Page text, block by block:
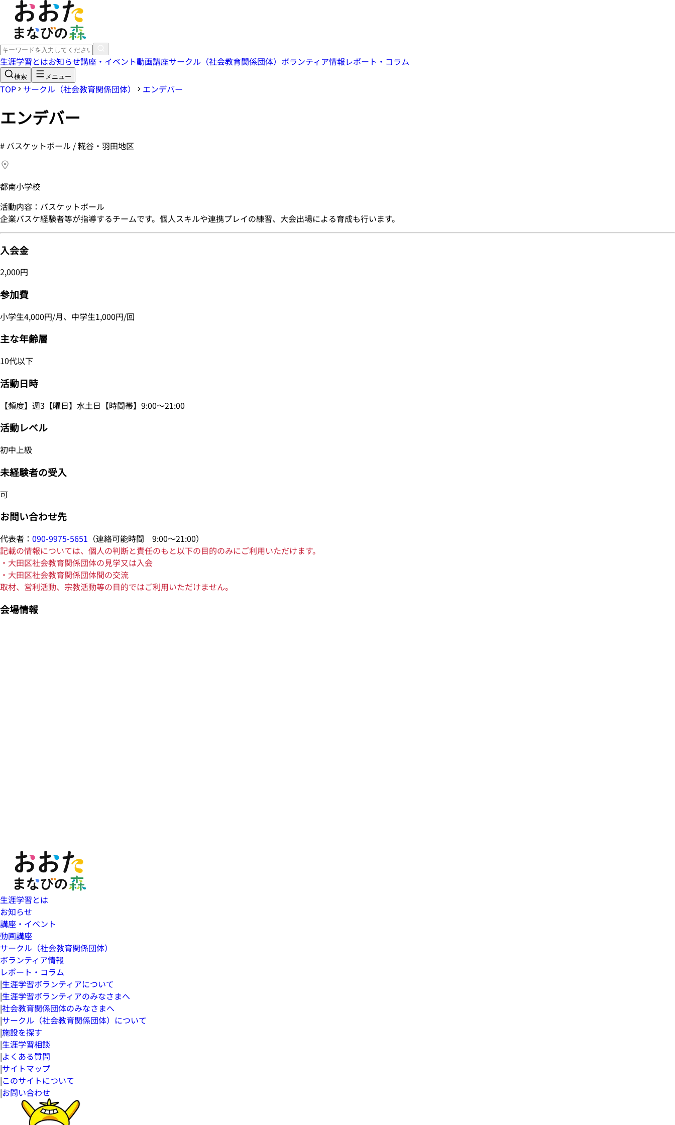
生涯学習とはお知らせ講座・イベント動画講座サークル（社会教育関係団体） ボランティア情報レポート・コラム
検索 メニュー
TOP サークル（社会教育関係団体） エンデバー
エンデバー
# バスケットボール / 糀谷・羽田地区
都南小学校
活動内容：バスケットボール
企業バスケ経験者等が指導するチームです。個人スキルや連携プレイの練習、大会出場による育成も行います。
入会金
2,000円
参加費
小学生4,000円/月、中学生1,000円/回
主な年齢層
10代以下
活動日時
【頻度】週3【曜日】水土日【時間帯】9:00～21:00
活動レベル
初中上級
未経験者の受入
可
お問い合わせ先
代表者： 090-9975-5651 （連絡可能時間 9:00～21:00）
記載の情報については、個人の判断と責任のもと以下の目的のみにご利用いただけます。
・大田区社会教育関係団体の見学又は入会
・大田区社会教育関係団体間の交流
取材、営利活動、宗教活動等の目的ではご利用いただけません。
会場情報
生涯学習とは
お知らせ
講座・イベント
動画講座
サークル（社会教育関係団体）
ボランティア情報
レポート・コラム
|生涯学習ボランティアについて
|生涯学習ボランティアのみなさまへ
|社会教育関係団体のみなさまへ
|サークル（社会教育関係団体）について
|施設を探す
|生涯学習相談
|よくある質問
|サイトマップ
|このサイトについて
|お問い合わせ